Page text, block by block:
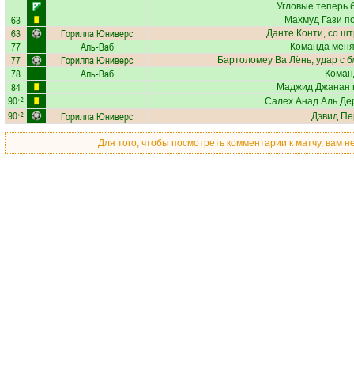
Угловые теперь
63 Махмуд Гази
63 Горилла Юниверс Данте Конти, со
77 Аль-Ваб Команда
77 Горилла Юниверс Бартоломеу Ва Лёнь, удар с
78 Аль-Ваб
84 Маджид Джанан
90+2 Салех Анад Аль
90+2 Горилла Юниверс Дэвид
Для того, чтобы посмотреть комментарии к матчу, вам